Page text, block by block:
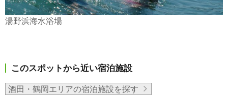
湯野浜海水浴場
このスポットから近い宿泊施設
酒田・鶴岡エリアの宿泊施設を探す